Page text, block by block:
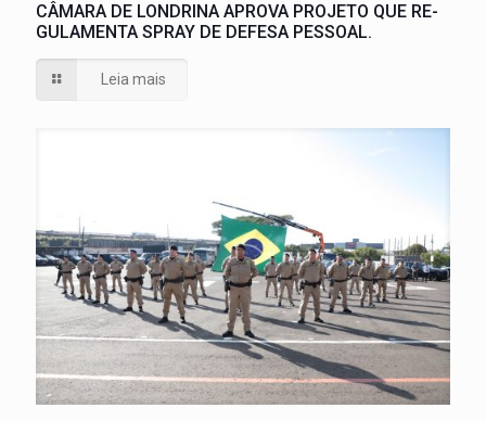
CÂMARA DE LONDRINA APROVA PROJETO QUE RE-
GULAMENTA SPRAY DE DEFESA PESSOAL.
Leia mais